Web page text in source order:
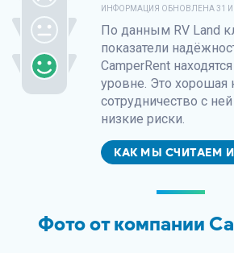
ИНФОРМАЦИЯ ОБНОВЛЕНА31
По данным RV Land
показатели
CamperRent
уровне. Это хорошая
сотрудничество с
низкие риски.
КАК МЫ СЧИТАЕМ
Фото от компании